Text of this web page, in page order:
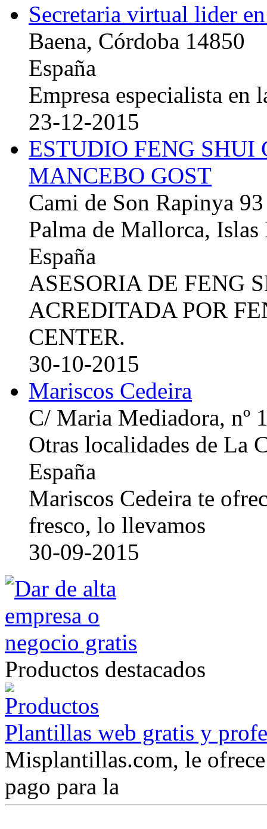
Secretaria virtual lider
Baena, Córdoba 14850
España
Empresa especialista en
23-12-2015
ESTUDIO FENG
MANCEBO GOST
Cami de Son Rapinya 93
Palma de Mallorca, Islas
España
ASESORIA DE FENG
ACREDITADA POR
CENTER.
30-10-2015
Mariscos Cedeira
C/ Maria Mediadora, nº
Otras localidades de La
España
Mariscos Cedeira te
fresco, lo llevamos
30-09-2015
Productos destacados
Plantillas web gratis y
Misplantillas.com, le
pago para la